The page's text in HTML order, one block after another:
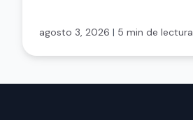
agosto 3, 2026 | 5 min de lectura